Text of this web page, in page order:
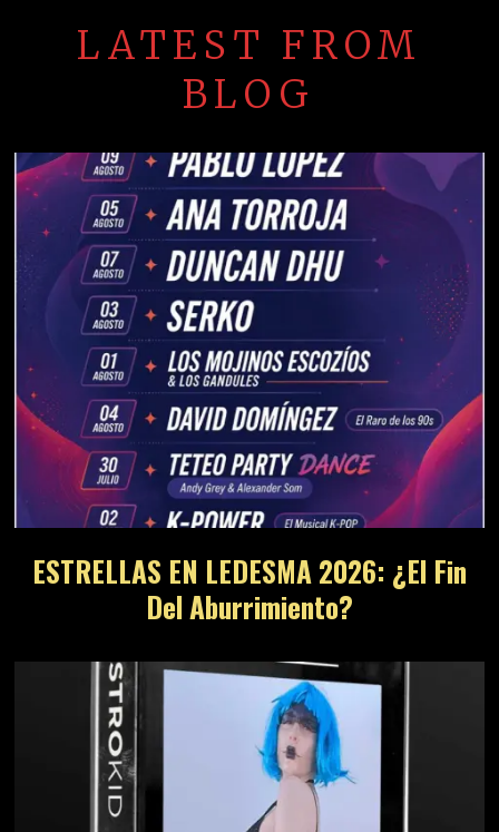
LATEST FROM
BLOG
ESTRELLAS EN LEDESMA 2026: ¿El Fin
Del Aburrimiento?